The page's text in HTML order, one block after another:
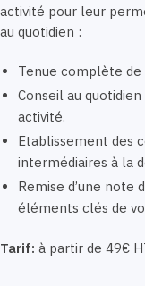
activité pour leur
au quotidien :
Tenue complète
Conseil au
activité.
Etablissement des
intermédiaires à la
Remise d’une
éléments clés de
Tarif: à partir de 49€